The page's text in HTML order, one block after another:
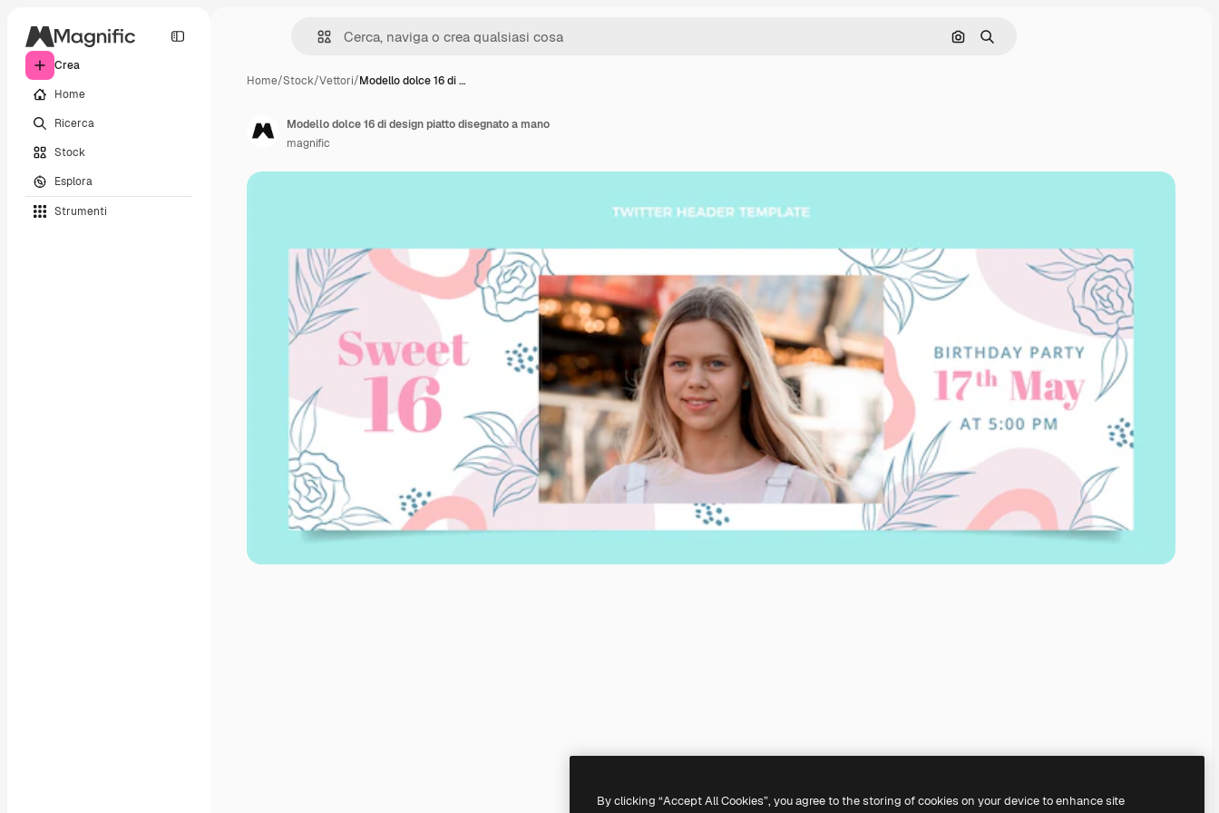
Crea
Home
Ricerca
Stock
Esplora
Strumenti
Cerca per immagine
Ricerca
Home/Stock/Vettori/Modello dolce 16 di …
Modello dolce 16 di design piatto disegnato a mano
magnific
By clicking “Accept All Cookies”, you agree to the storing of cookies on your device to enhance site